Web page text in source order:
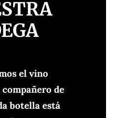
el vino
de
botella está